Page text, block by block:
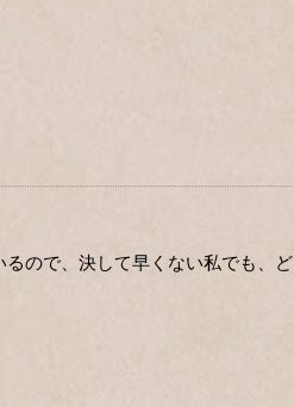
ので、決して早くない私でも、ど